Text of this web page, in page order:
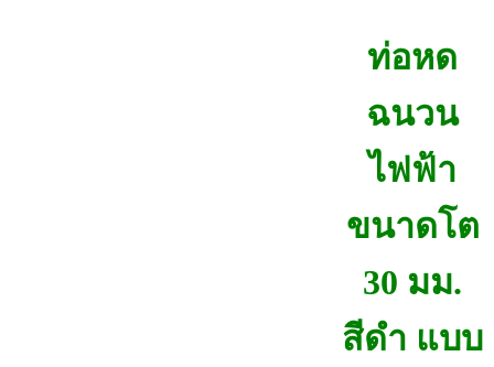
ท่อหด
ฉนวน
ไฟฟ้า
ขนาดโต
30 มม.
สีดำ แบบ